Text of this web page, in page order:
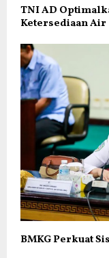
TNI AD
Ketersediaan Air
BMKG Perkuat